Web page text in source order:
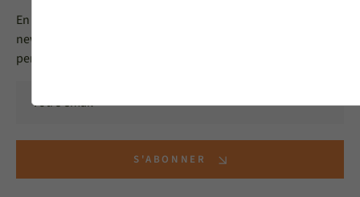
En vous inscrivant, vous acceptez de recevoir notre
newsletter MéO et vous acceptez l'utilisation de vos données
personnelles selon notre
S'ABONNER